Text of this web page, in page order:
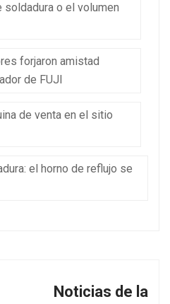
soldadura o el volumen
forjaron amistad
de FUJI
de venta en el sitio
el horno de reflujo se
Noticias de la